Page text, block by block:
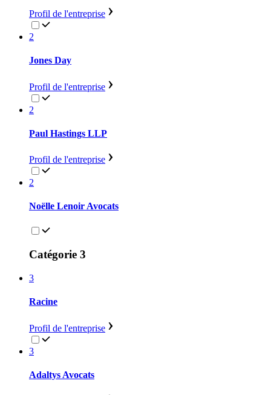
Profil de l'entreprise
2
Jones Day
Profil de l'entreprise
2
Paul Hastings LLP
Profil de l'entreprise
2
Noëlle Lenoir Avocats
Catégorie 3
3
Racine
Profil de l'entreprise
3
Adaltys Avocats